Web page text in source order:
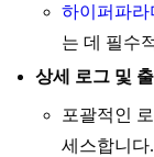
하이퍼파라
는 데 필수
상세 로그 및
포괄적인
세스합니다.